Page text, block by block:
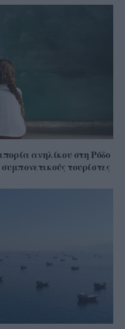
ανηλίκου στη Ρόδο
τουρίστες